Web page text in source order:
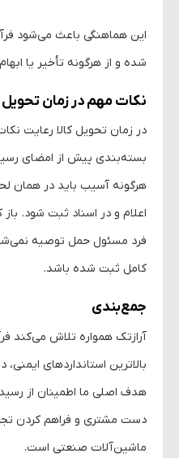
این هماهنگی باعث می‌شود
شده و از هرگونه تأخیر یا
نکات مهم در زمان تحویل
در زمان تحویل کالا رعایت
بسته‌بندی پیش از امضای
هرگونه آسیب باید در همان
اعلام و در اسناد ثبت شود.
فرد مسئول حمل توصیه
کامل ثبت شده باشد.
جمع‌بندی
آرازتک همواره تلاش می‌کند
بالاترین استانداردهای
هدف اصلی ما اطمینان از
دست مشتری و فراهم کردن
ماشین‌آلات صنعتی است.